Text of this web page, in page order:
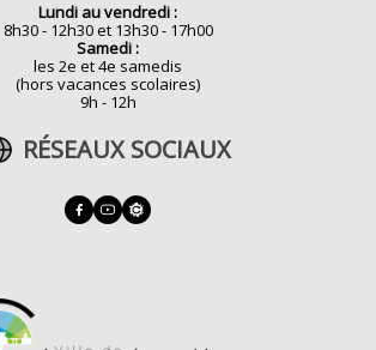
Lundi au vendredi :
8h30 - 12h30 et 13h30 - 17h00
Samedi :
les 2e et 4e samedis
(hors vacances scolaires)
9h - 12h
RÉSEAUX SOCIAUX